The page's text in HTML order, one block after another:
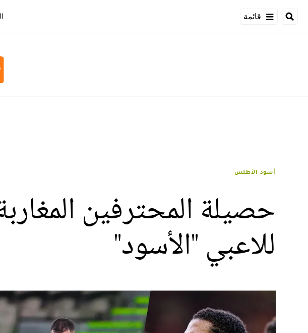
قائمة
أسود الأطلس
حصيلة المحترفين
للاعبي "الأسود"